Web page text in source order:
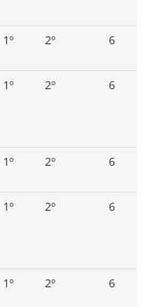
1º 2º 6
1º 2º 6
1º 2º 6
1º 2º 6
1º 2º 6